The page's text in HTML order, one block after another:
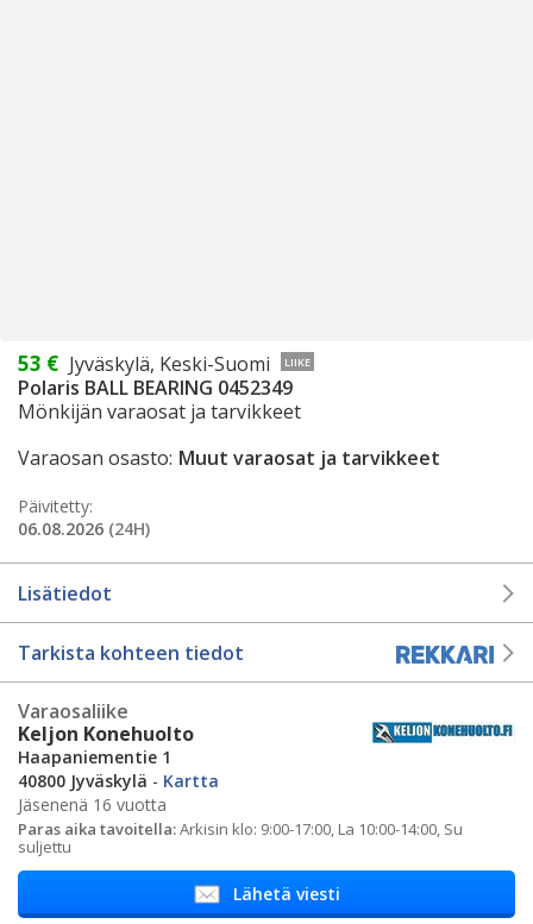
53 € Jyväskylä, Keski-Suomi LIIKE
Polaris BALL BEARING 0452349
Mönkijän varaosat ja tarvikkeet
Varaosan osasto: Muut varaosat ja tarvikkeet
Päivitetty:
06.08.2026 (24H)
Lisätiedot
Tarkista kohteen tiedot
Varaosaliike
Keljon Konehuolto
Haapaniementie 1
40800 Jyväskylä - Kartta
Jäsenenä 16 vuotta
Paras aika tavoitella:Arkisin klo: 9:00-17:00, La 10:00-14:00, Su
suljettu
Lähetä viesti